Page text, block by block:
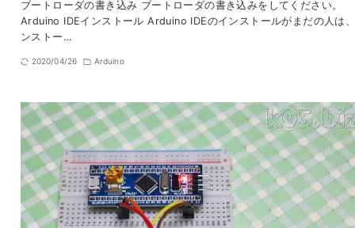
ブートローダの書き込み ブートローダの書き込みをしてください。
Arduino IDEインストール Arduino IDEのインストールがまだの人は
ンストー…
2020/04/26 Arduino